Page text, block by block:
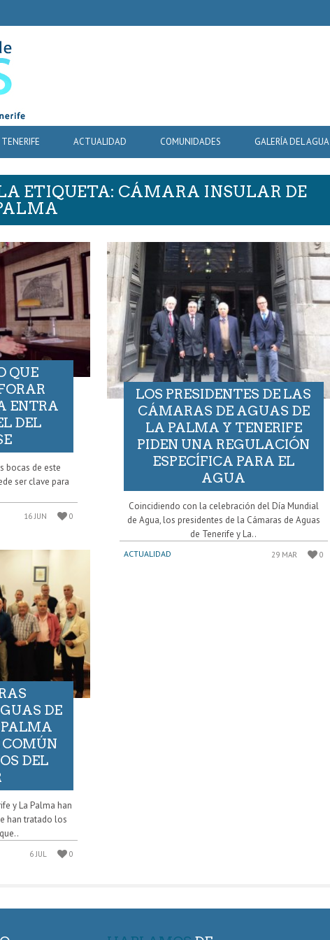
ACTUALIDAD COMUNIDADES GALERÍA DEL AGUA
ETIQUETA: CÁMARA INSULAR DE
QUE
ENTRA
DEL
bocas de este
ser clave para
16 JUN 0
DE
PALMA
DEL
y La Palma han
han tratado los
6 JUL 0
LOS PRESIDENTES DE LAS
CÁMARAS DE AGUAS DE
LA PALMA Y TENERIFE
PIDEN UNA REGULACIÓN
ESPECÍFICA PARA EL
AGUA
Coincidiendo con la celebración del Día Mundial
de Agua, los presidentes de la Cámaras de Aguas
de Tenerife y La..
ACTUALIDAD 29 MAR 0